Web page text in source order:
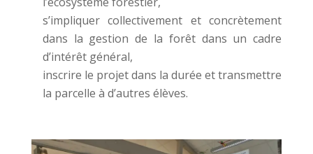
s’impliquer collectivement et concrètement
dans la gestion de la forêt dans un cadre
d’intérêt général,
inscrire le projet dans la durée et transmettre
la parcelle à d’autres élèves.